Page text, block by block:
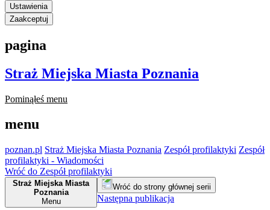
Ustawienia
Zaakceptuj
pagina
Straż Miejska Miasta Poznania
Pominąłeś menu
menu
poznan.pl Straż Miejska Miasta Poznania Zespół profilaktyki Zespół
profilaktyki - Wiadomości
Wróć do Zespół profilaktyki
Straż Miejska Miasta
Poznania
Menu
Wróć do strony głównej serii
Następna publikacja